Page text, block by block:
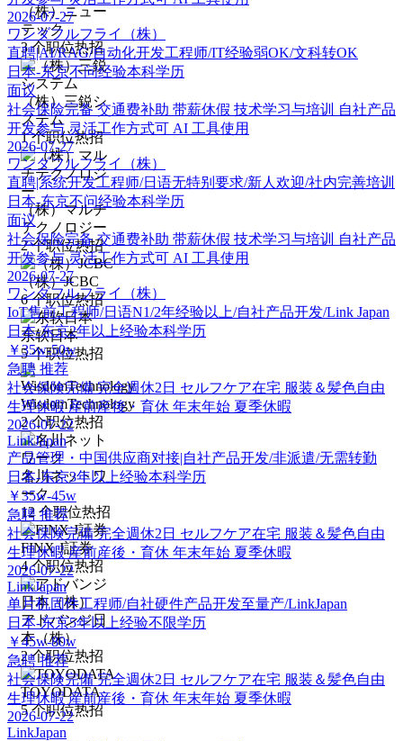
（株）ニュー
テック
3个职位热招
（株）三鋭シ
ステム
1个职位热招
（株）マルチ
テクノロジー
2个职位热招
（株）JCBC
6个职位热招
东软日本
5个职位热招
WisdomTechnology
2个职位热招
名川ネットワ
ーク
12个职位热招
FINX J証券
4个职位热招
アドバンジ日
本（株）
2个职位热招
TOYODATA
5个职位热招
2026-07-27
ワンダフルフライ（株）
直聘|AI/RAG/自动化开发工程师/IT经验弱OK/文科转OK
日本-东京不问经验本科学历
面议
社会保险完备 交通费补助 带薪休假 技术学习与培训
自社产品
开发参与 灵活工作方式可 AI 工具使用
2026-07-27
ワンダフルフライ（株）
直聘|系统开发工程师/日语无特别要求/新人欢迎/社内完善培训
日本-东京不问经验本科学历
面议
社会保险完备 交通费补助 带薪休假 技术学习与培训
自社产品
开发参与 灵活工作方式可 AI 工具使用
2026-07-27
ワンダフルフライ（株）
IoT售前工程师/日语N1/2年经验以上/自社产品开发/Link Japan
日本-东京2年以上经验本科学历
￥35w-50w
急聘 推荐
社会保険完備 完全週休2日 セルフケア在宅 服装＆髪色自由
生理休暇 産前産後・育休 年末年始 夏季休暇
2026-07-22
LinkJapan
产品管理・中国供应商对接|自社产品开发/非派遣/无需转勤
日本-东京3年以上经验本科学历
￥35w-45w
急聘 推荐
社会保険完備 完全週休2日 セルフケア在宅 服装＆髪色自由
生理休暇 産前産後・育休 年末年始 夏季休暇
2026-07-22
LinkJapan
单片机固件工程师/自社硬件产品开发至量产/LinkJapan
日本-东京5年以上经验不限学历
￥45w-80w
急聘 推荐
社会保険完備 完全週休2日 セルフケア在宅 服装＆髪色自由
生理休暇 産前産後・育休 年末年始 夏季休暇
2026-07-22
LinkJapan